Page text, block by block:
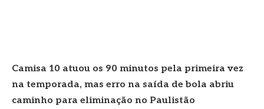
Camisa 10 atuou os 90 minutos pela primeira vez
na temporada, mas erro na saída de bola abriu
caminho para eliminação no Paulistão